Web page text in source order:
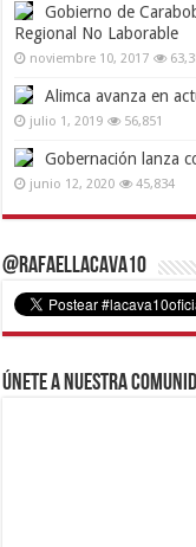
Gobierno de
Regional No Laborable
noviembre 10, 2017
Alimca avanza en
julio 1, 2019 56,851
Gobernación lanza
junio 12, 2020 45,834
@RafaelLacava10
Únete a nuestra